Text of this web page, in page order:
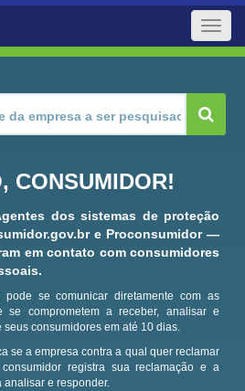
Toggle
CONSUMIDOR!
dos sistemas de proteção
e Proconsumidor —
em contato com consumidores
pode se comunicar diretamente com as
se comprometem a receber, analisar e
consumidores em até 10 dias.
se a empresa contra a qual quer reclamar
registra sua reclamação e a
analisar e responder.